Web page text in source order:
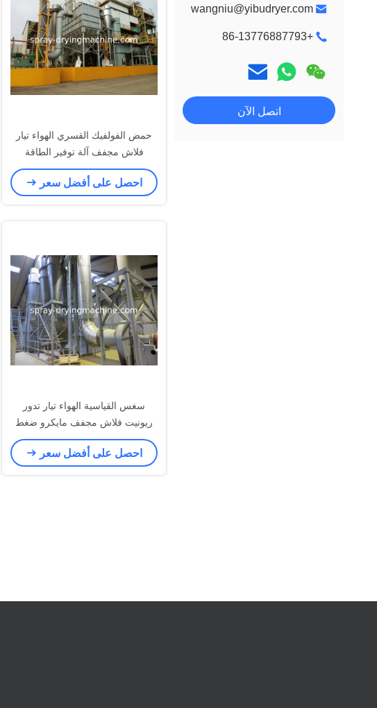
wangniu@yibudryer.com
+86-13776887793
اتصل الآن
حمض الفولفيك القسري الهواء تيار
فلاش مجفف آلة توفير الطاقة
SUS304
احصل على أفضل سعر
سغس القياسية الهواء تيار تدور
ريونيت فلاش مجفف مايكرو ضغط
سلبي العملية
احصل على أفضل سعر